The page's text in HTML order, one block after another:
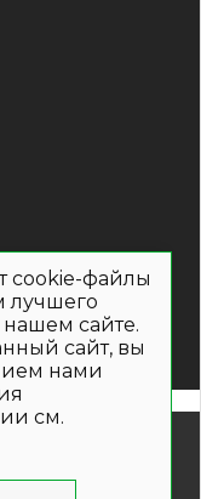
ответственностью
информационный
cookie-файлы
лучшего
нашем сайте.
сайт, вы
нами
см.